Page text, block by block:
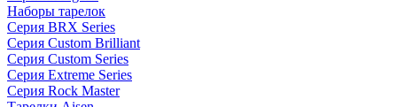
Наборы тарелок
Серия BRX Series
Серия Custom Brilliant
Серия Custom Series
Серия Extreme Series
Серия Rock Master